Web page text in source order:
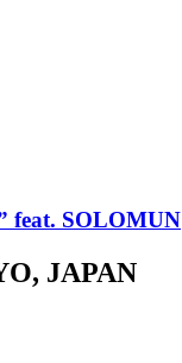
feat. SOLOMUN
JAPAN